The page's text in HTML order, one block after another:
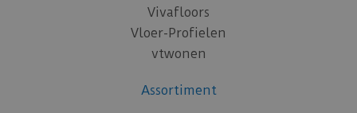
Vivafloors
Vloer-Profielen
vtwonen
Assortiment